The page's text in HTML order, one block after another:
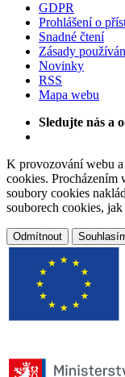
GDPR
Prohlášení o
Snadné čtení
Zásady
Novinky
RSS
Mapa webu
Sledujte nás a
K provozování webu
cookies. Procházením
soubory cookies
souborech cookies,
Odmítnout